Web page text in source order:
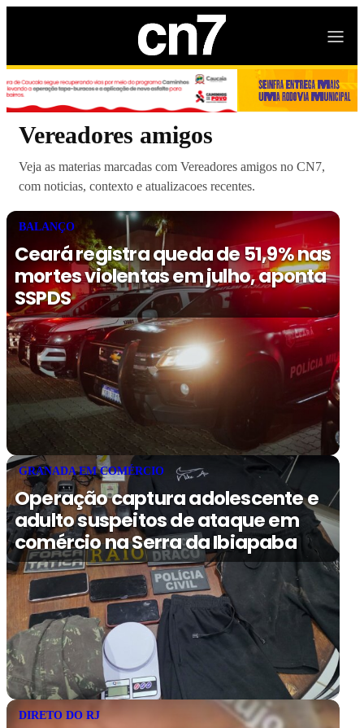
Vereadores amigos
Veja as materias marcadas com Vereadores amigos no CN7,
com noticias, contexto e atualizacoes recentes.
BALANÇO
Ceará registra queda de 51,9% nas
mortes violentas em julho, aponta
SSPDS
GRANADA EM COMÉRCIO
Operação captura adolescente e
adulto suspeitos de ataque em
comércio na Serra da Ibiapaba
DIRETO DO RJ